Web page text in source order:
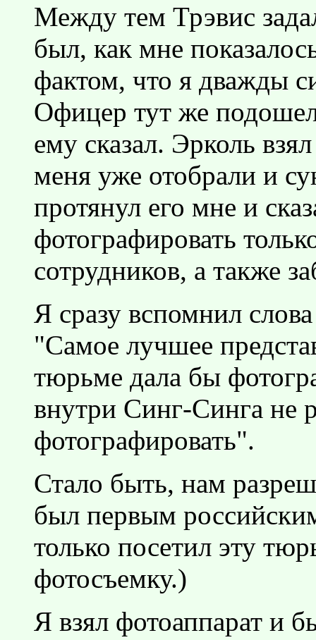
Между тем Трэвис
был, как мне
фактом, что я дважды
Офицер тут же
ему сказал. Эрколь
меня уже отобрали и
протянул его мне и
фотографировать
сотрудников, а также
Я сразу вспомнил
"Самое лучшее
тюрьме дала бы
внутри Синг-Синга не
фотографировать".
Стало быть, нам
был первым
только посетил эту
фотосъемку.)
Я взял фотоаппарат и